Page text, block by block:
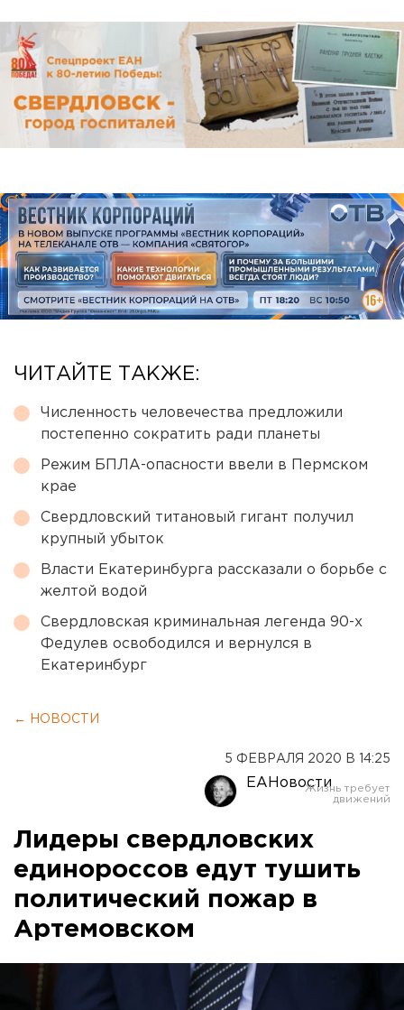
ЧИТАЙТЕ ТАКЖЕ:
Численность человечества предложили
постепенно сократить ради планеты
Режим БПЛА-опасности ввели в Пермском
крае
Свердловский титановый гигант получил
крупный убыток
Власти Екатеринбурга рассказали о борьбе с
желтой водой
Свердловская криминальная легенда 90-х
Федулев освободился и вернулся в
Екатеринбург
← НОВОСТИ
5 ФЕВРАЛЯ 2020 В 14:25
ЕАНовости
Лидеры свердловских
единороссов едут тушить
политический пожар в
Артемовском